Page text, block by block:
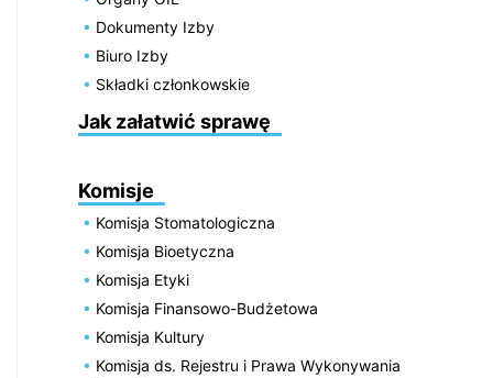
Dokumenty Izby
Biuro Izby
Składki członkowskie
Jak załatwić sprawę
Komisje
Komisja Stomatologiczna
Komisja Bioetyczna
Komisja Etyki
Komisja Finansowo-Budżetowa
Komisja Kultury
Komisja ds. Rejestru i Prawa Wykonywania